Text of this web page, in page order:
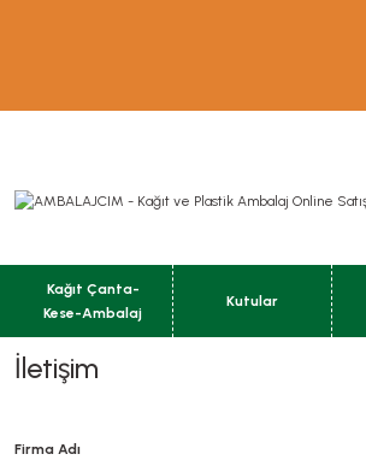
Kağıt Çanta-
Kese-Ambalaj
Kutular
İletişim
Firma Adı